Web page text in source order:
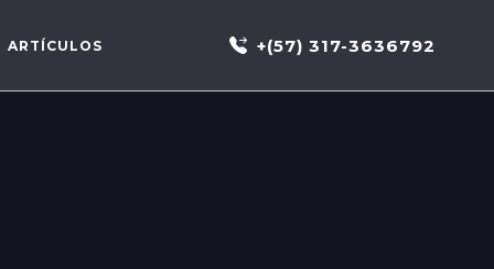
ARTÍCULOS +(57) 317-3636792